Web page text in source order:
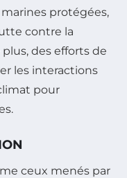
protégées,
contre la
des efforts de
les interactions
pour
ceux menés par